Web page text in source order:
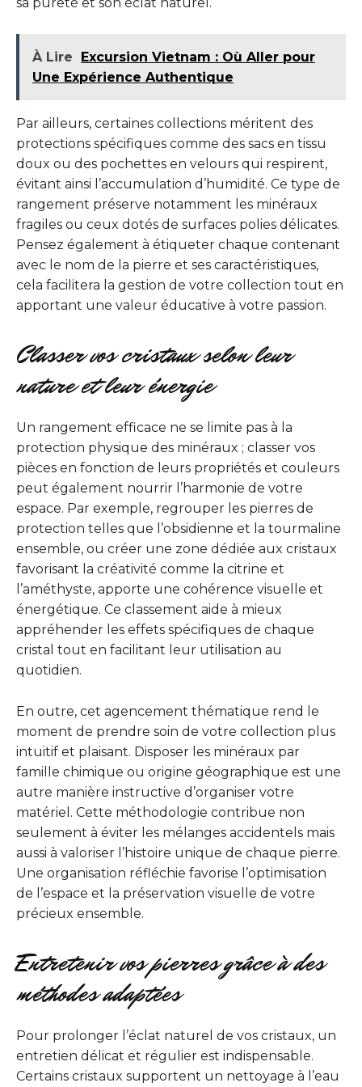
À Lire
Excursion Vietnam : Où Aller pour
Une Expérience Authentique
Par ailleurs, certaines collections méritent des
protections spécifiques comme des sacs en tissu
doux ou des pochettes en velours qui respirent,
évitant ainsi l’accumulation d’humidité. Ce type de
rangement préserve notamment les minéraux
fragiles ou ceux dotés de surfaces polies délicates.
Pensez également à étiqueter chaque contenant
avec le nom de la pierre et ses caractéristiques,
cela facilitera la gestion de votre collection tout en
apportant une valeur éducative à votre passion.
Classer vos cristaux selon leur
nature et leur énergie
Un rangement efficace ne se limite pas à la
protection physique des minéraux ; classer vos
pièces en fonction de leurs propriétés et couleurs
peut également nourrir l’harmonie de votre
espace. Par exemple, regrouper les pierres de
protection telles que l’obsidienne et la tourmaline
ensemble, ou créer une zone dédiée aux cristaux
favorisant la créativité comme la citrine et
l’améthyste, apporte une cohérence visuelle et
énergétique. Ce classement aide à mieux
appréhender les effets spécifiques de chaque
cristal tout en facilitant leur utilisation au
quotidien.
En outre, cet agencement thématique rend le
moment de prendre soin de votre collection plus
intuitif et plaisant. Disposer les minéraux par
famille chimique ou origine géographique est une
autre manière instructive d’organiser votre
matériel. Cette méthodologie contribue non
seulement à éviter les mélanges accidentels mais
aussi à valoriser l’histoire unique de chaque pierre.
Une organisation réfléchie favorise l’optimisation
de l’espace et la préservation visuelle de votre
précieux ensemble.
Entretenir vos pierres grâce à des
méthodes adaptées
Pour prolonger l’éclat naturel de vos cristaux, un
entretien délicat et régulier est indispensable.
Certains cristaux supportent un nettoyage à l’eau